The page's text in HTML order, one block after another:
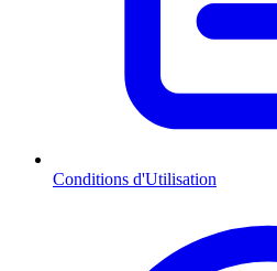
Conditions d'Utilisation